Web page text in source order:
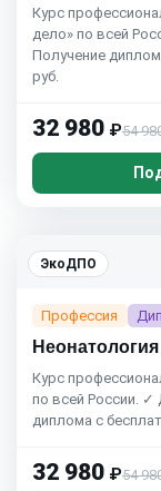
Курс
дело» по всей
Получение
руб.
32 980 ₽54
ЭкоДПО
Профессия
Курс
по всей России. ✓
диплома с
32 980 ₽54